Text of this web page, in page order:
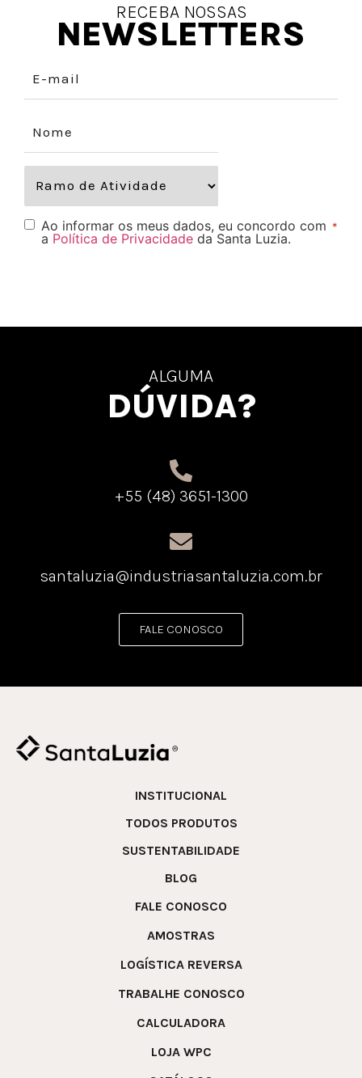
RECEBA NOSSAS
NEWSLETTERS
Ao informar os meus dados, eu concordo com
a Política de Privacidade da Santa Luzia.
*
ALGUMA
DÚVIDA?
+55 (48) 3651-1300
santaluzia@industriasantaluzia.com.br
FALE CONOSCO
INSTITUCIONAL
TODOS PRODUTOS
SUSTENTABILIDADE
BLOG
FALE CONOSCO
AMOSTRAS
LOGÍSTICA REVERSA
TRABALHE CONOSCO
CALCULADORA
LOJA WPC